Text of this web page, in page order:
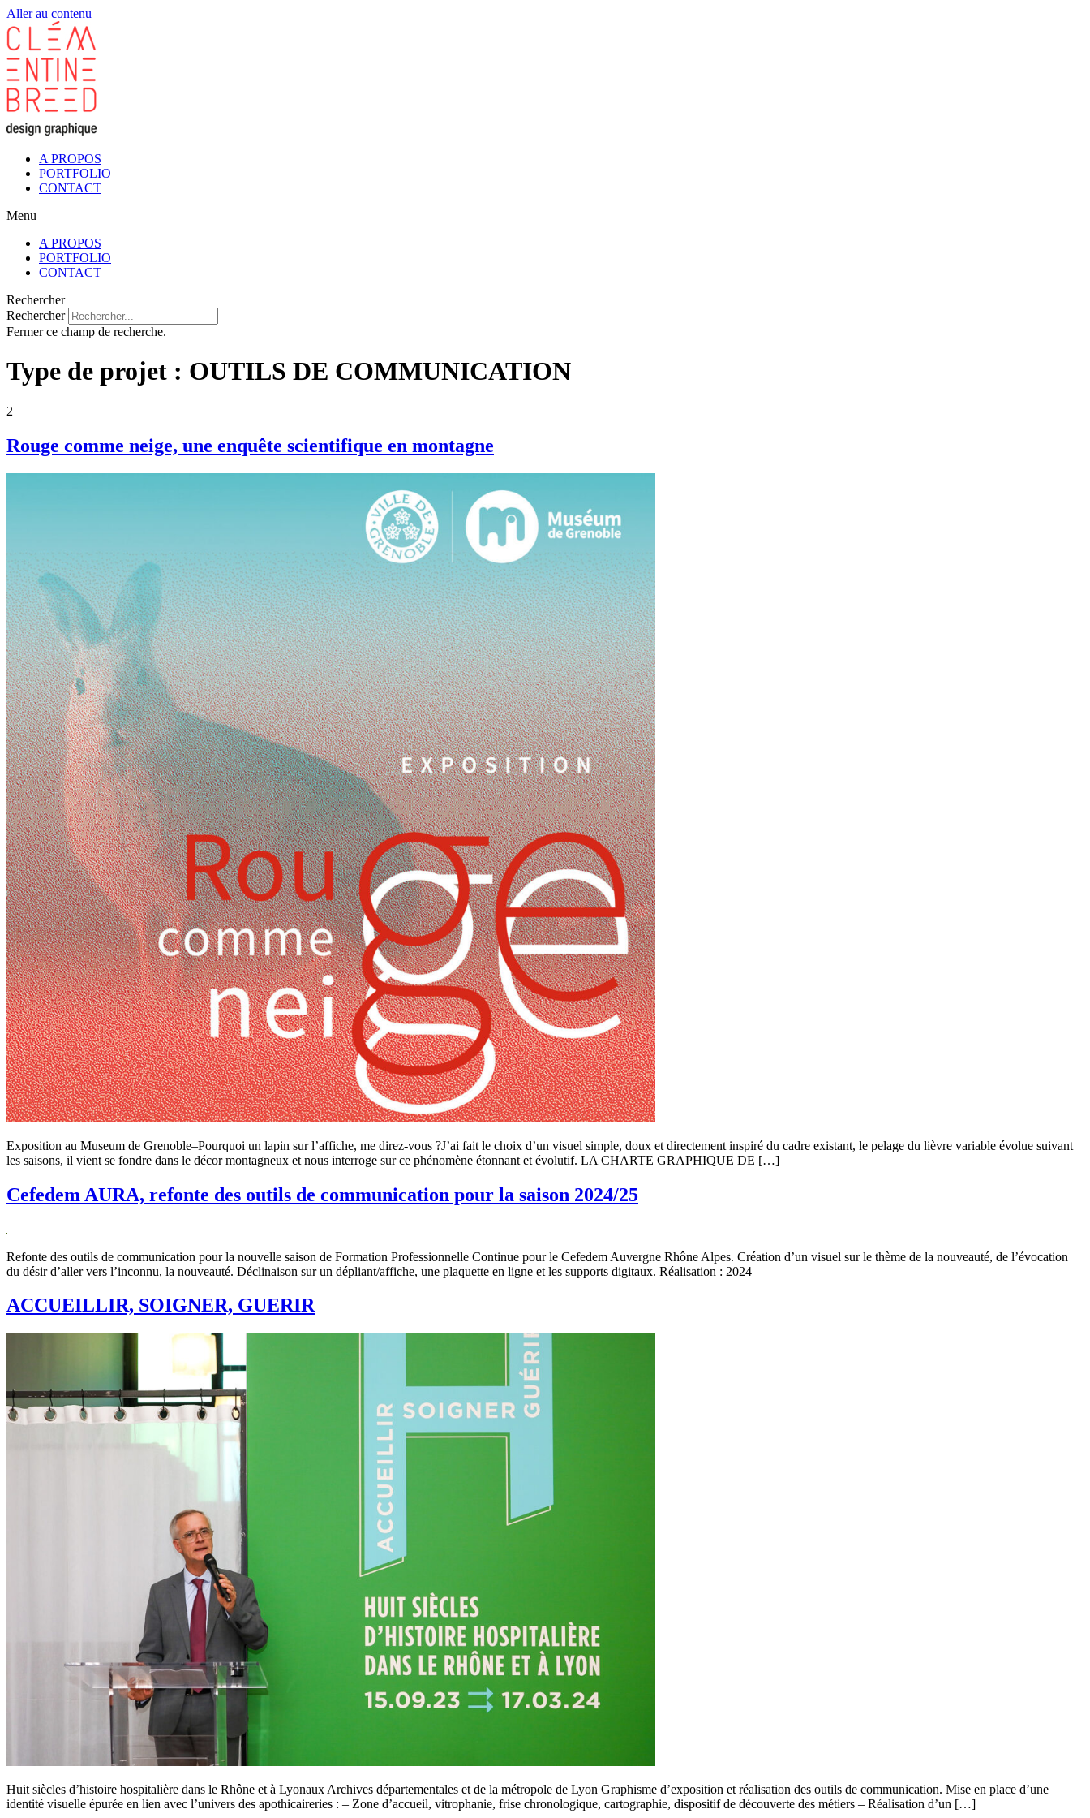
Aller au contenu
A PROPOS
PORTFOLIO
CONTACT
Menu
A PROPOS
PORTFOLIO
CONTACT
Rechercher
Rechercher
Fermer ce champ de recherche.
Type de projet : OUTILS DE COMMUNICATION
2
Rouge comme neige, une enquête scientifique en montagne
Exposition au Museum de Grenoble–Pourquoi un lapin sur l’affiche, me direz-vous ?J’ai fait le choix d’un visuel simple, doux et directement inspiré du cadre existant, le pelage du lièvre variable évolue suivant
les saisons, il vient se fondre dans le décor montagneux et nous interroge sur ce phénomène étonnant et évolutif. LA CHARTE GRAPHIQUE DE […]
Cefedem AURA, refonte des outils de communication pour la saison 2024/25
Refonte des outils de communication pour la nouvelle saison de Formation Professionnelle Continue pour le Cefedem Auvergne Rhône Alpes. Création d’un visuel sur le thème de la nouveauté, de l’évocation
du désir d’aller vers l’inconnu, la nouveauté. Déclinaison sur un dépliant/affiche, une plaquette en ligne et les supports digitaux. Réalisation : 2024
ACCUEILLIR, SOIGNER, GUERIR
Huit siècles d’histoire hospitalière dans le Rhône et à Lyonaux Archives départementales et de la métropole de Lyon Graphisme d’exposition et réalisation des outils de communication. Mise en place d’une
identité visuelle épurée en lien avec l’univers des apothicaireries : – Zone d’accueil, vitrophanie, frise chronologique, cartographie, dispositif de découverte des métiers – Réalisation d’un […]